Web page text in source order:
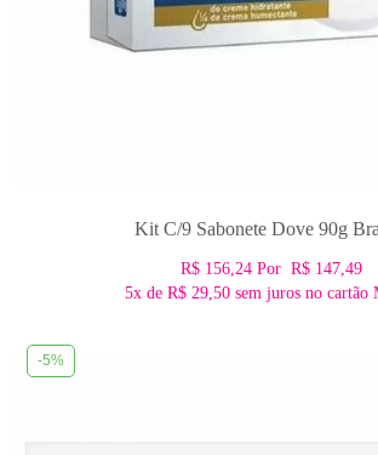
Kit C/9 Sabonete Dove 90g
R$ 156,24 Por R$ 147,49
5xde R$ 29,50sem juros no cartão
-5%